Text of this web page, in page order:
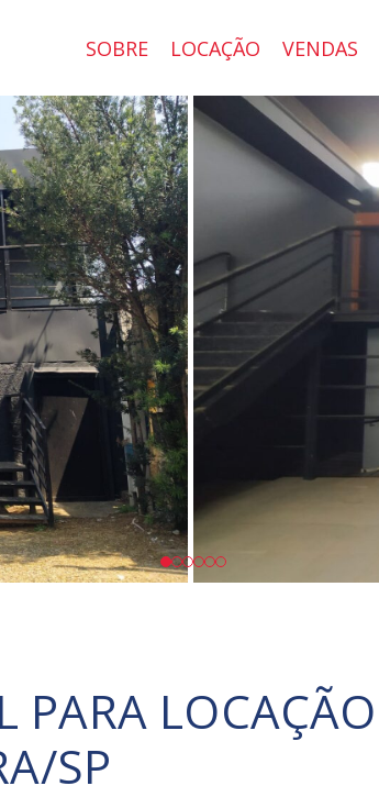
SOBRE LOCAÇÃO VENDAS
PARA LOCAÇÃO
SP